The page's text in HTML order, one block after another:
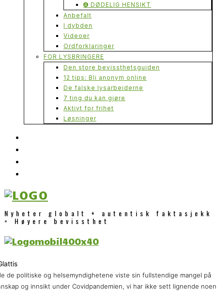
➍ DØDELIG HENSIKT
Anbefalt
I dybden
Videoer
Ordforklaringer
FOR LYSBRINGERE
Den store bevissthetsguiden
12 tips: Bli anonym online
De falske lysarbeiderne
7 ting du kan gjøre
Aktivt for frihet
Løsninger
Nyheter globalt + autentisk faktasjekk
= Høyere bevissthet
de politiske og helsemyndighetene viste sin fullstendige mangel på
og innsikt under Covidpandemien, vi har ikke sett lignende noen